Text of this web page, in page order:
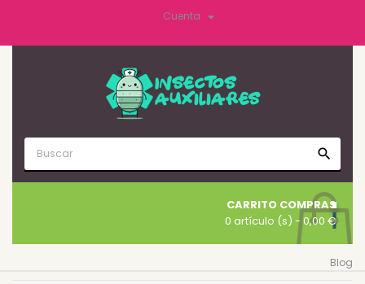
Cuenta 
search
CARRITO COMPRAS
0 artículo (s) - 0,00 €
Blog